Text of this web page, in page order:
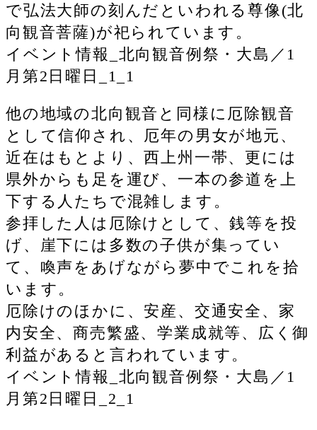
で弘法大師の刻んだといわれる尊像(北
向観音菩薩)が祀られています。
イベント情報_北向観音例祭・大島／1
月第2日曜日_1_1
他の地域の北向観音と同様に厄除観音
として信仰され、厄年の男女が地元、
近在はもとより、西上州一帯、更には
県外からも足を運び、一本の参道を上
下する人たちで混雑します。
参拝した人は厄除けとして、銭等を投
げ、崖下には多数の子供が集ってい
て、喚声をあげながら夢中でこれを拾
います。
厄除けのほかに、安産、交通安全、家
内安全、商売繁盛、学業成就等、広く御
利益があると言われています。
イベント情報_北向観音例祭・大島／1
月第2日曜日_2_1